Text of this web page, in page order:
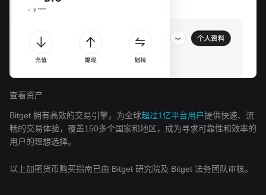
查看资产
Bitget 拥有高效的交易引擎，为全球超过1亿平台用户提供快速、流
畅的交易体验，覆盖150多个国家和地区，成为寻求可靠性和效率的
用户的理想选择。
以上加密货币购买指南已由 Bitget 研究院及 Bitget 法务团队审核。